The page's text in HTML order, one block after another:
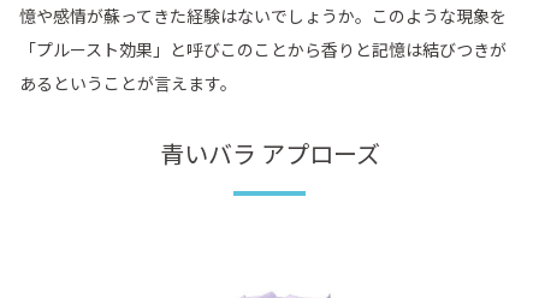
憶や感情が蘇ってきた経験はないでしょうか。このような現象を
「プルースト効果」と呼びこのことから香りと記憶は結びつきが
あるということが言えます。
青いバラ アプローズ